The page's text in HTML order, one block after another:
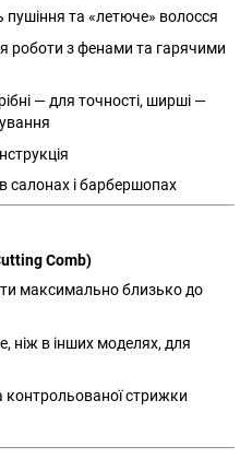
та «летюче» волосся
роботи з фенами та гарячими
— для точності, ширші —
салонах і барбершопах
Comb)
максимально близько до
ніж в інших моделях, для
контрольованої стрижки